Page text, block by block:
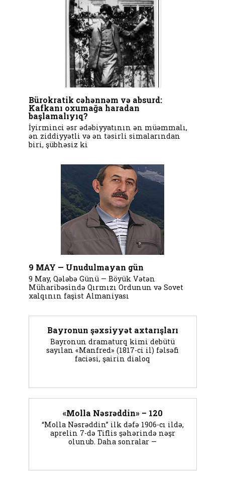
Bürokratik cəhənnəm və absurd:
Kafkanı oxumağa haradan
başlamalıyıq?
İyirminci əsr ədəbiyyatının ən müəmmalı,
ən ziddiyyətli və ən təsirli simalarından
biri, şübhəsiz ki
9 MAY — Unudulmayan gün
9 May, Qələbə Günü — Böyük Vətən
Müharibəsində Qırmızı Ordunun və Sovet
xalqının faşist Almaniyası
Bayronun şəxsiyyət axtarışları
Bayronun dramaturq kimi debütü
sayılan «Manfred» (1817-ci il) fəlsəfi
faciəsi, şairin dialoq
«Molla Nəsrəddin» – 120
“Molla Nəsrəddin” ilk dəfə 1906-cı ildə,
aprelin 7-də Tiflis şəhərində nəşr
olunub. Daha sonralar —